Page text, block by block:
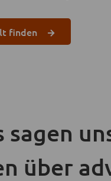
finden
sagen
über